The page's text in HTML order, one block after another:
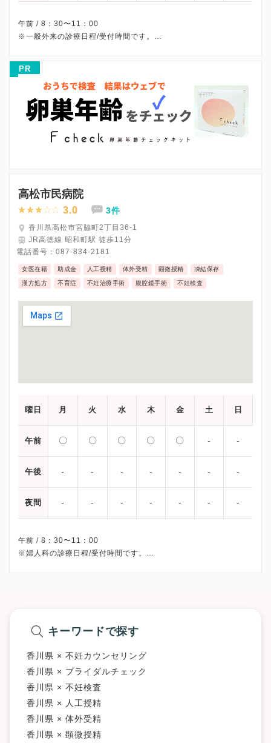
午前 / 8：30〜11：00
※一般外来の診療日程/受付時間です。
※診療科によってスケジュールが異なる可能性がございます。
受診前には必ずクリニックHPを確認、または直接お問い合わせく
PR
高松市民病院
3.0 3件
香川県高松市宮脇町2丁目36-1
JR高徳線 昭和町駅 徒歩11分
電話番号： 087-834-2181
女医在籍 助成金 人工授精 体外受精 顕微授精 凍結保存
漢方処方 不育症 不妊治療手術 腹腔鏡手術 不妊検査
曜日 月 火 水 木 金 土 日
午前 〇 〇 〇 〇 〇 - -
午後 - - - - - - -
夜間 - - - - - - -
午前 / 8：30〜11：00
※婦人科の診療日程/受付時間です。
キーワードで探す
香川県 × 不妊カウンセリング
香川県 × ブライダルチェック
香川県 × 不妊検査
香川県 × 人工授精
香川県 × 体外受精
香川県 × 顕微授精